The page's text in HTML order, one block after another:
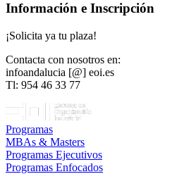
Información e Inscripción
¡Solicita ya tu plaza!
Contacta con nosotros en:
infoandalucia [@] eoi.es
Tl: 954 46 33 77
Programas
MBAs & Masters
Programas Ejecutivos
Programas Enfocados